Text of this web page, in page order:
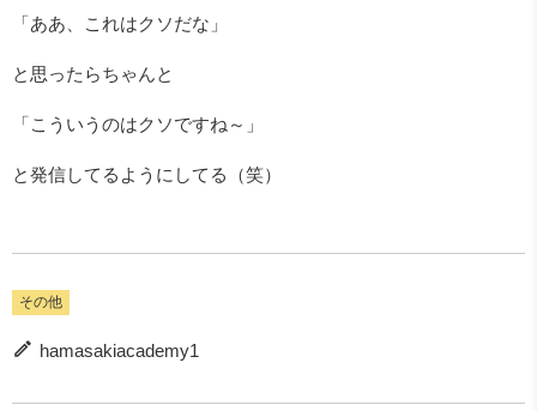
「ああ、これはクソだな」
と思ったらちゃんと
「こういうのはクソですね～」
と発信してるようにしてる（笑）
その他
hamasakiacademy1